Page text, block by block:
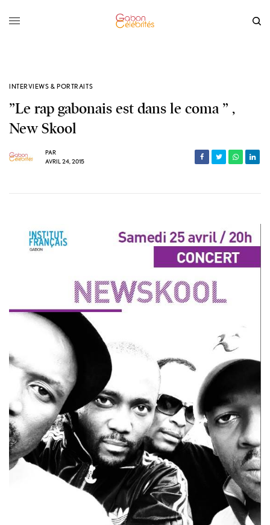
INTERVIEWS & PORTRAITS
”Le rap gabonais est dans le coma ” ,
New Skool
PAR
AVRIL 24, 2015